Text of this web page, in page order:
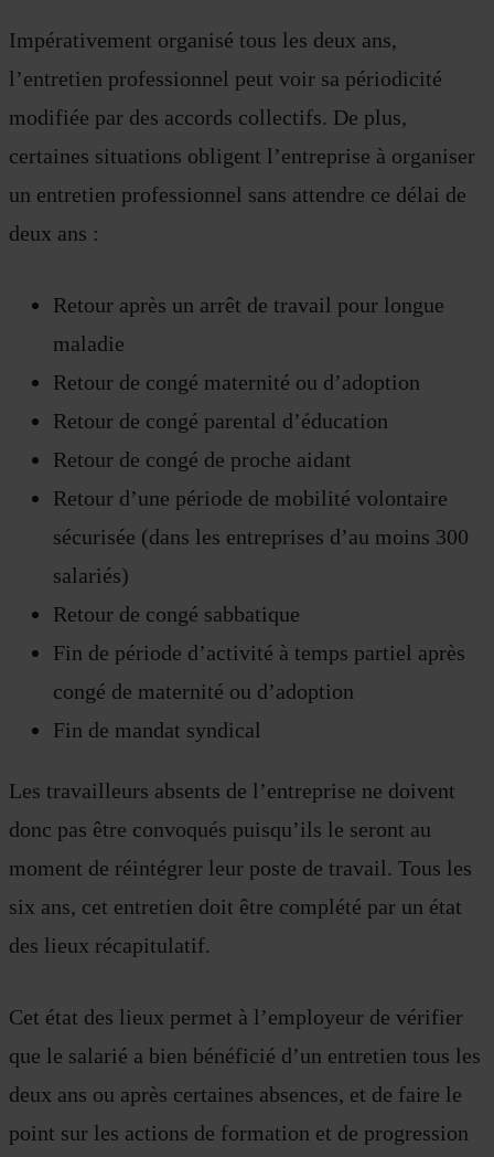
Impérativement organisé tous les deux ans,
l’entretien professionnel peut voir sa périodicité
modifiée par des accords collectifs. De plus,
certaines situations obligent l’entreprise à organiser
un entretien professionnel sans attendre ce délai de
deux ans :
Retour après un arrêt de travail pour longue
maladie
Retour de congé maternité ou d’adoption
Retour de congé parental d’éducation
Retour de congé de proche aidant
Retour d’une période de mobilité volontaire
sécurisée (dans les entreprises d’au moins 300
salariés)
Retour de congé sabbatique
Fin de période d’activité à temps partiel après
congé de maternité ou d’adoption
Fin de mandat syndical
Les travailleurs absents de l’entreprise ne doivent
donc pas être convoqués puisqu’ils le seront au
moment de réintégrer leur poste de travail. Tous les
six ans, cet entretien doit être complété par un état
des lieux récapitulatif.
Cet état des lieux permet à l’employeur de vérifier
que le salarié a bien bénéficié d’un entretien tous les
deux ans ou après certaines absences, et de faire le
point sur les actions de formation et de progression